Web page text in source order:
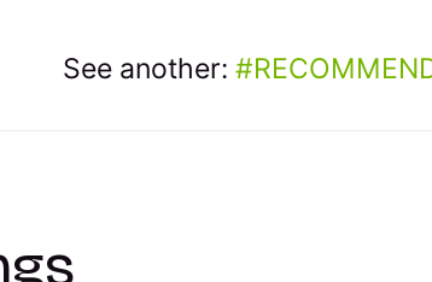
See another: